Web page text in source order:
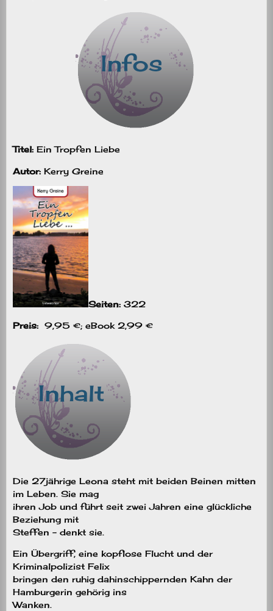
Titel: Ein Tropfen Liebe
Autor: Kerry Greine
Seiten: 322
Preis: 9,95 €; eBook 2,99 €
Die 27jährige Leona steht mit beiden Beinen mitten
im Leben. Sie mag
ihren Job und führt seit zwei Jahren eine glückliche
Beziehung mit
Steffen – denkt sie.
Ein Übergriff, eine kopflose Flucht und der
Kriminalpolizist Felix
bringen den ruhig dahinschippernden Kahn der
Hamburgerin gehörig ins
Wanken.